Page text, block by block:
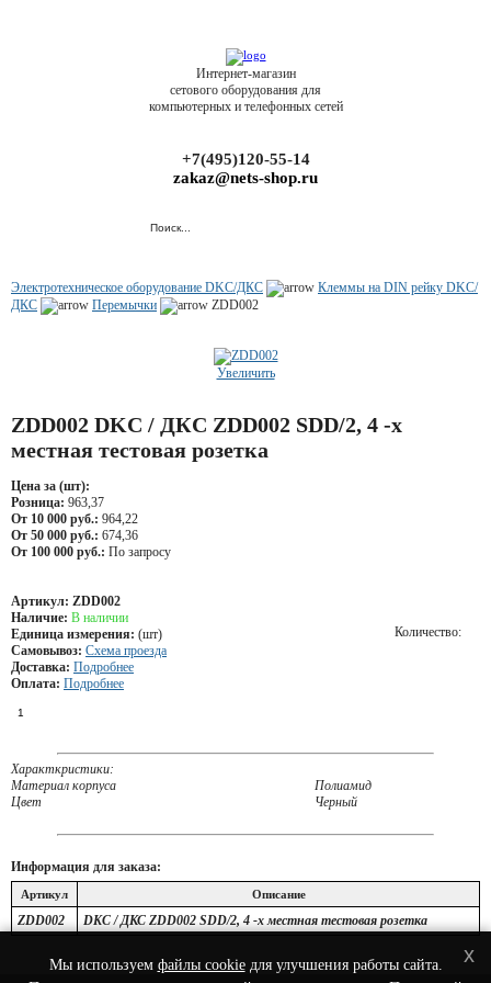
Мы используем файлы cookieдля улучшения работы сайта.
x
Интернет-магазин
сетового оборудования для
компьютерных и телефонных сетей
+7(495)120-55-14
zakaz@nets-shop.ru
Электротехническое оборудование DKC/ДКС
Клеммы на DIN рейку DKC/
ДКС
Перемычки ZDD002
Увеличить
ZDD002 DKC / ДКС ZDD002 SDD/2, 4 -х
местная тестовая розетка
Цена за (шт):
Розница: 963,37
От 10 000 руб.: 964,22
От 50 000 руб.: 674,36
От 100 000 руб.: По запросу
Артикул: ZDD002
Наличие: В наличии
Единица измерения: (шт)
Самовывоз: Схема проезда
Доставка: Подробнее
Оплата: Подробнее
Количество:
Характкристики:
Материал корпуса
Полиамид
Цвет
Черный
Информация для заказа:
Артикул Описание
ZDD002 DKC / ДКС ZDD002 SDD/2, 4 -х местная тестовая розетка